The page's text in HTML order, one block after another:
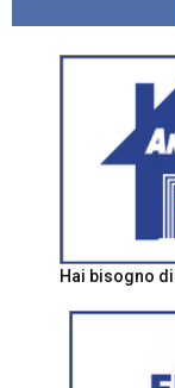
Hai bisogno